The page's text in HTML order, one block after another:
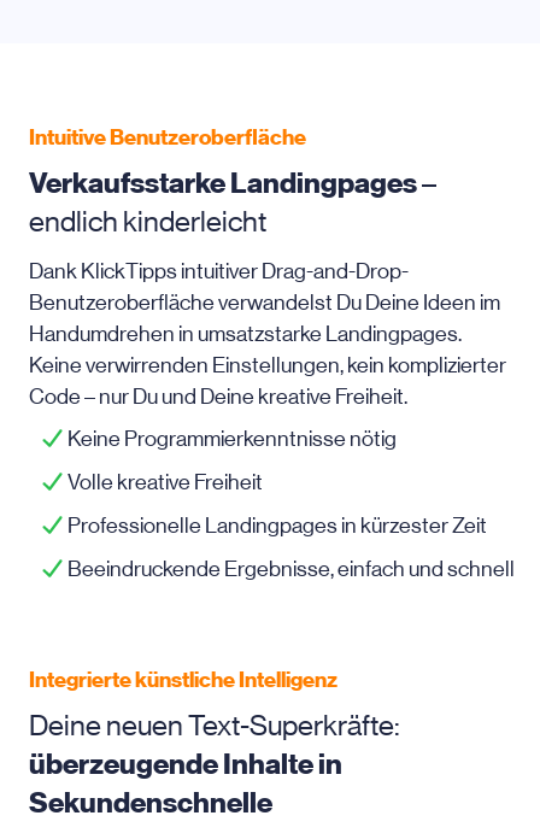
Intuitive Benutzeroberfläche
Verkaufsstarke Landingpages–
endlich kinderleicht
Dank KlickTipps intuitiver Drag-and-Drop-
Benutzeroberfläche verwandelst Du Deine Ideen im
Handumdrehen in umsatzstarke Landingpages.
Keine verwirrenden Einstellungen, kein komplizierter
Code – nur Du und Deine kreative Freiheit.
Keine Programmierkenntnisse nötig
Volle kreative Freiheit
Professionelle Landingpages in kürzester Zeit
Beeindruckende Ergebnisse, einfach und schnell
Integrierte künstliche Intelligenz
Deine neuen Text-Superkräfte:
überzeugende Inhalte in
Sekundenschnelle